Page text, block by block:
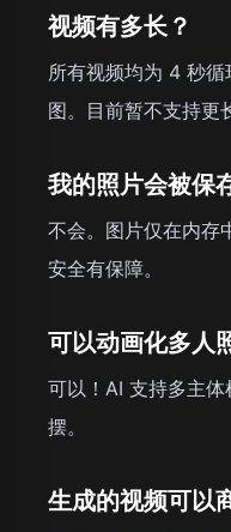
视频有多长？
所有视频均为 4 秒
图。目前暂不支持更
我的照片会被保
不会。图片仅在内存
安全有保障。
可以动画化多人
可以！AI 支持多主
摆。
生成的视频可以